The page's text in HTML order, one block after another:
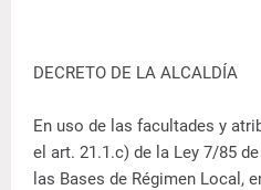
DECRETO DE LA ALCALDÍA
En uso de las facultades y
el art. 21.1.c) de la Ley 7/85
las Bases de Régimen Local,